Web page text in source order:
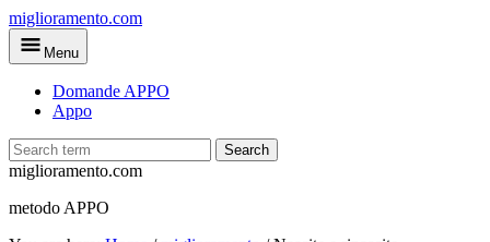
Skip
to
main
miglioramento.com
Menu
Domande APPO
Appo
Search
miglioramento.com
metodo APPO